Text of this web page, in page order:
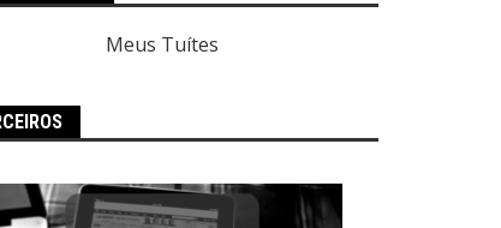
Meus Tuítes